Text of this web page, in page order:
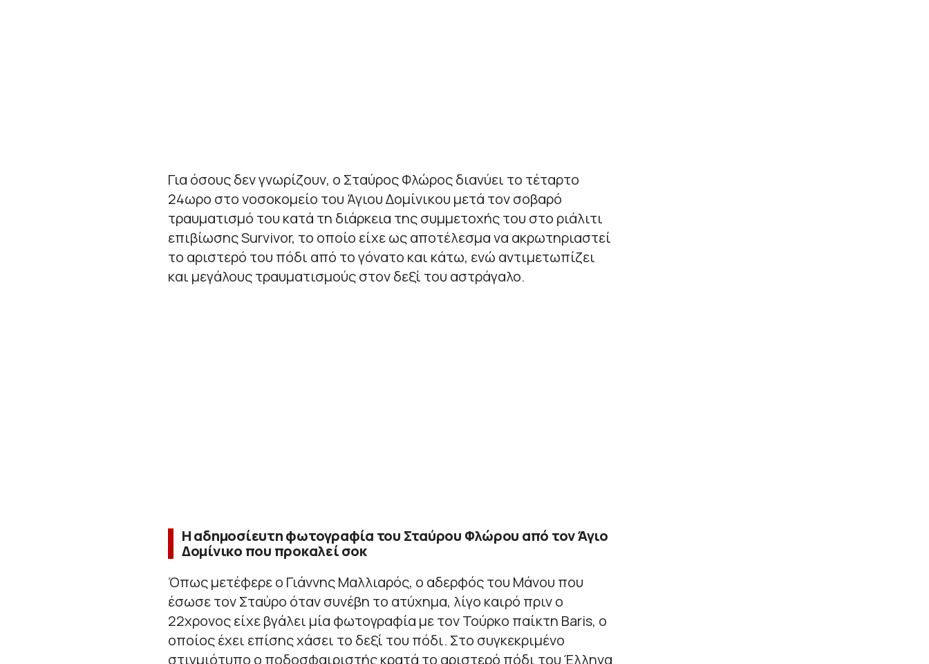
Για όσους δεν γνωρίζουν, ο Σταύρος Φλώρος διανύει το τέταρτο
24ωρο στο νοσοκομείο του Άγιου Δομίνικου μετά τον σοβαρό
τραυματισμό του κατά τη διάρκεια της συμμετοχής του στο ριάλιτι
επιβίωσης Survivor, το οποίο είχε ως αποτέλεσμα να ακρωτηριαστεί
το αριστερό του πόδι από το γόνατο και κάτω, ενώ αντιμετωπίζει
και μεγάλους τραυματισμούς στον δεξί του αστράγαλο.
Η αδημοσίευτη φωτογραφία του Σταύρου Φλώρου από τον Άγιο
Δομίνικο που προκαλεί σοκ
Όπως μετέφερε ο Γιάννης Μαλλιαρός, ο αδερφός του Μάνου που
έσωσε τον Σταύρο όταν συνέβη το ατύχημα, λίγο καιρό πριν ο
22χρονος είχε βγάλει μία φωτογραφία με τον Τούρκο παίκτη Baris, o
οποίος έχει επίσης χάσει το δεξί του πόδι. Στο συγκεκριμένο
στιγμιότυπο ο ποδοσφαιριστής κρατά το αριστερό πόδι του Έλληνα